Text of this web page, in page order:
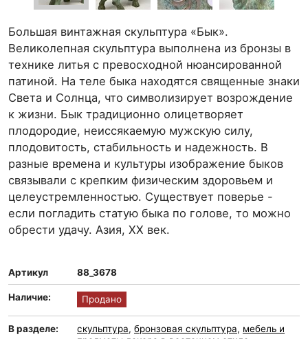
Большая винтажная скульптура «Бык».
Великолепная скульптура выполнена из бронзы в
технике литья с превосходной нюансированной
патиной. На теле быка находятся священные знаки
Света и Солнца, что символизирует возрождение
к жизни. Бык традиционно олицетворяет
плодородие, неиссякаемую мужскую силу,
плодовитость, стабильность и надежность. В
разные времена и культуры изображение быков
связывали с крепким физическим здоровьем и
целеустремленностью. Существует поверье -
если погладить статую быка по голове, то можно
обрести удачу. Азия, ХХ век.
Артикул 88_3678
Наличие: Продано
В разделе: скульптура, бронзовая скульптура, мебель и